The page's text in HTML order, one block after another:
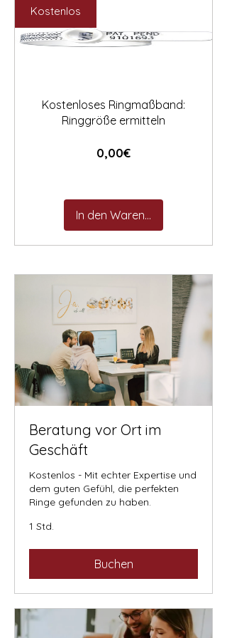
Kostenlos
Kostenloses Ringmaßband:
Ringgröße ermitteln
0,00€Preis
In den Warenkorb
Beratung vor Ort im
Geschäft
Kostenlos - Mit echter Expertise und
dem guten Gefühl, die perfekten
Ringe gefunden zu haben.
1 Std.
Buchen